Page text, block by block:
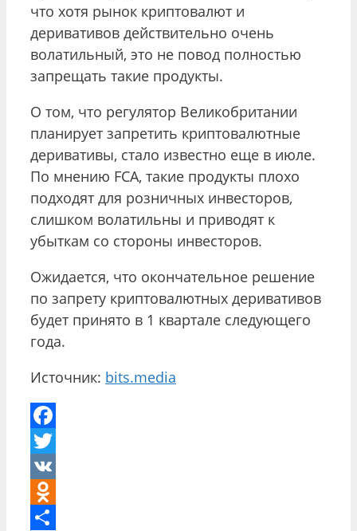
что хотя рынок криптовалют и
деривативов действительно очень
волатильный, это не повод полностью
запрещать такие продукты.
О том, что регулятор Великобритании
планирует запретить криптовалютные
деривативы, стало известно еще в июле.
По мнению FCA, такие продукты плохо
подходят для розничных инвесторов,
слишком волатильны и приводят к
убыткам со стороны инвесторов.
Ожидается, что окончательное решение
по запрету криптовалютных деривативов
будет принято в 1 квартале следующего
года.
Источник: bits.media
Facebook
Twitter
VK
Odnoklassniki